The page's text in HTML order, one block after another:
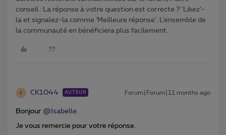
conseil : La réponse à votre question est correcte ? ‘Likez’-
la et signalez-la comme ‘Meilleure réponse’. L’ensemble de
la communauté en bénéficiera plus facilement.
C CK1044 AUTEUR Forum|Forum|11 months ago
Bonjour ​ @Isabelle.
Je vous remercie pour votre réponse.